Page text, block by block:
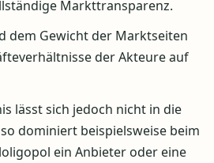
Markttransparenz.
dem Gewicht der Marktseiten
der Akteure auf
lässt sich jedoch nicht in die
dominiert beispielsweise beim
ein Anbieter oder eine